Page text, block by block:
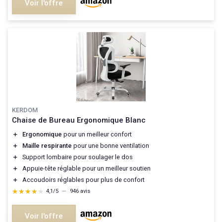
Voir l'offre
KERDOM
Chaise de Bureau Ergonomique Blanc
＋ Ergonomique pour un meilleur confort
＋
Maille respirante pour une bonne ventilation
＋
Support lombaire pour soulager le dos
＋
Appuie-tête réglable pour un meilleur soutien
＋
Accoudoirs réglables pour plus de confort
★★★★★
★★★★★ 4,1/5 — 946 avis
Voir l'offre